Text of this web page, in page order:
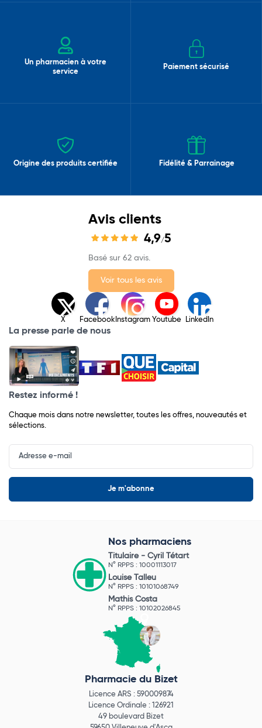
Un pharmacien à votre
service
Paiement sécurisé
Origine des produits certifiée Fidélité & Parrainage
Avis clients
4,9/5
Basé sur 62 avis.
Voir tous les avis
X Facebook Instagram Youtube LinkedIn
La presse parle de nous
Restez informé !
Chaque mois dans notre newsletter, toutes les offres, nouveautés et
sélections.
Input
Newsletter
Nos pharmaciens
Titulaire - Cyril Tétart
N° RPPS : 10001113017
Louise Talleu
N° RPPS : 10101068749
Mathis Costa
N° RPPS : 10102026845
Pharmacie du Bizet
Licence ARS : 590009874
Licence Ordinale : 126921
49 boulevard Bizet